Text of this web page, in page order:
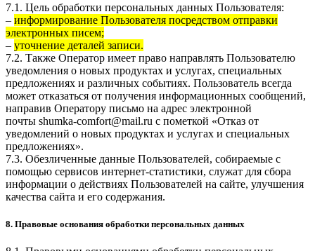
7.1. Цель обработки персональных данных Пользователя:
– информирование Пользователя посредством отправки
электронных писем;
– уточнение деталей записи.
7.2. Также Оператор имеет право направлять Пользователю
уведомления о новых продуктах и услугах, специальных
предложениях и различных событиях. Пользователь всегда
может отказаться от получения информационных сообщений,
направив Оператору письмо на адрес электронной
почты shumka-comfort@mail.ru с пометкой «Отказ от
уведомлений о новых продуктах и услугах и специальных
предложениях».
7.3. Обезличенные данные Пользователей, собираемые с
помощью сервисов интернет-статистики, служат для сбора
информации о действиях Пользователей на сайте, улучшения
качества сайта и его содержания.
8. Правовые основания обработки персональных данных